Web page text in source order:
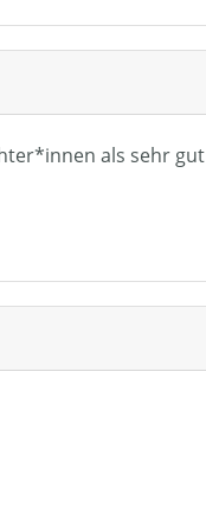
als sehr gut